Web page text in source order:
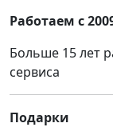
Работаем с
Больше 15 лет
сервиса
Подарки